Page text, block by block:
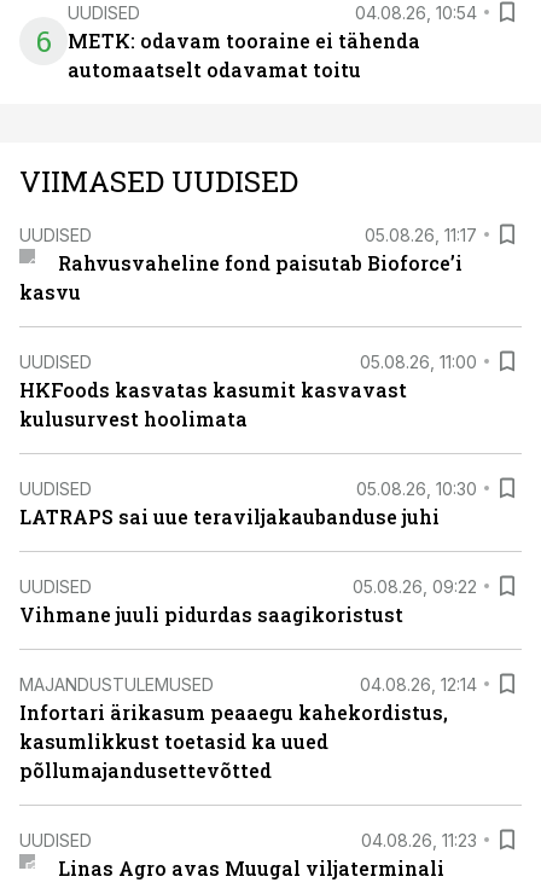
6
UUDISED 04.08.26, 10:54
METK: odavam tooraine ei tähenda
automaatselt odavamat toitu
VIIMASED UUDISED
UUDISED 05.08.26, 11:17
Rahvusvaheline fond paisutab Bioforce’i
kasvu
UUDISED 05.08.26, 11:00
HKFoods kasvatas kasumit kasvavast
kulusurvest hoolimata
UUDISED 05.08.26, 10:30
LATRAPS sai uue teraviljakaubanduse juhi
UUDISED 05.08.26, 09:22
Vihmane juuli pidurdas saagikoristust
MAJANDUSTULEMUSED 04.08.26, 12:14
Infortari ärikasum peaaegu kahekordistus,
kasumlikkust toetasid ka uued
põllumajandusettevõtted
UUDISED 04.08.26, 11:23
Linas Agro avas Muugal viljaterminali